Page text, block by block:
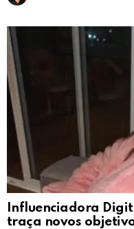
Influenciadora
traça novos